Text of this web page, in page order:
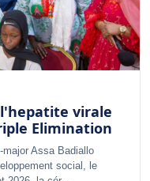
virale
Elimination
Assa Badiallo
social, le